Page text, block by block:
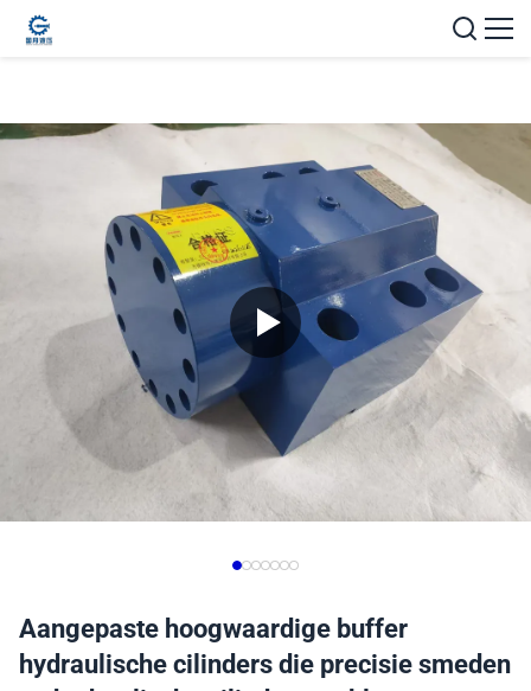
Aangepaste hoogwaardige buffer
hydraulische cilinders die precisie smeden